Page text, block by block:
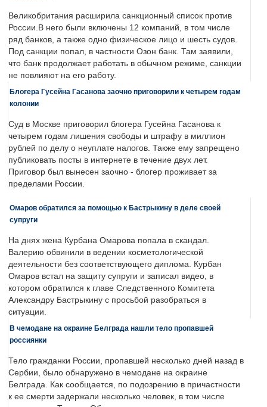
Великобритания расширила санкционный список против
России.В него были включены 12 компаний, в том числе
ряд банков, а также одно физическое лицо и шесть судов.
Под санкции попал, в частности Озон банк. Там заявили,
что банк продолжает работать в обычном режиме, санкции
не повлияют на его работу.
Блогера Гусейна Гасанова заочно приговорили к четырем годам
колонии
Суд в Москве приговорил блогера Гусейна Гасанова к
четырем годам лишения свободы и штрафу в миллион
рублей по делу о неуплате налогов. Также ему запрещено
публиковать посты в интернете в течение двух лет.
Приговор был вынесен заочно - блогер проживает за
пределами России.
Омаров обратился за помощью к Бастрыкину в деле своей
супруги
На днях жена Курбана Омарова попала в скандал.
Валерию обвинили в ведении косметологической
деятельности без соответствующего диплома. Курбан
Омаров встал на защиту супруги и записал видео, в
котором обратился к главе Следственного Комитета
Александру Бастрыкину с просьбой разобраться в
ситуации.
В чемодане на окраине Белграда нашли тело пропавшей
россиянки
Тело гражданки России, пропавшей несколько дней назад в
Сербии, было обнаружено в чемодане на окраине
Белграда. Как сообщается, по подозрению в причастности
к ее смерти задержали несколько человек, в том числе